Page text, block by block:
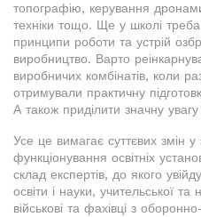
топографію, керування
техніки тощо. Ще у школі
принципи роботи та устрій
виробництво. Варто
виробничих комбінатів, коли
отримували практичну
А також приділити значну увагу
Усе це вимагає суттєвих змін
функціонування освітніх
склад експертів, до якого
освіти і науки, учительської та
військові та фахівці з